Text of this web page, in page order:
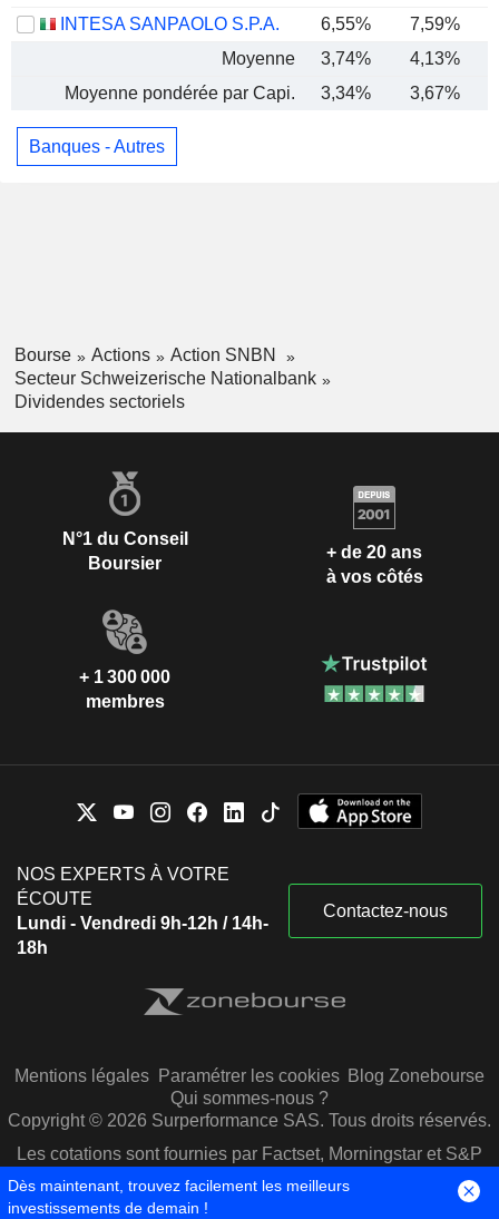
INTESA SANPAOLO S.P.A.
6,55% 7,59%
Moyenne
3,74% 4,13%
Moyenne pondérée par Capi.
3,34% 3,67%
Banques - Autres
Bourse Actions
Action SNBN
Secteur Schweizerische Nationalbank
Dividendes sectoriels
N°1 du Conseil
Boursier
+ de 20 ans
à vos côtés
+ 1 300 000
membres
NOS EXPERTS À VOTRE
ÉCOUTE
Lundi - Vendredi 9h-12h / 14h-
18h
Contactez-nous
Mentions légales Paramétrer les cookies Blog Zonebourse
Qui sommes-nous ?
Copyright © 2026 Surperformance SAS. Tous droits réservés.
Les cotations sont fournies par Factset, Morningstar et S&P
Capital IQ
Dès maintenant, trouvez facilement les meilleurs
investissements de demain !